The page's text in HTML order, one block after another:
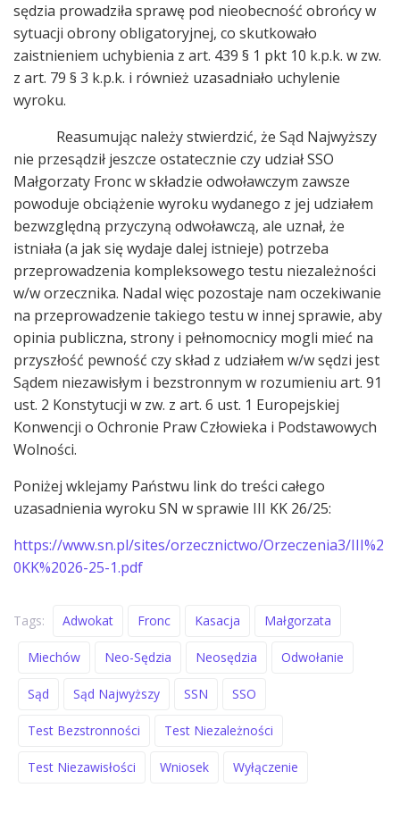
sędzia prowadziła sprawę pod nieobecność obrońcy w
sytuacji obrony obligatoryjnej, co skutkowało
zaistnieniem uchybienia z art. 439 § 1 pkt 10 k.p.k. w zw.
z art. 79 § 3 k.p.k. i również uzasadniało uchylenie
wyroku.
Reasumując należy stwierdzić, że Sąd Najwyższy
nie przesądził jeszcze ostatecznie czy udział SSO
Małgorzaty Fronc w składzie odwoławczym zawsze
powoduje obciążenie wyroku wydanego z jej udziałem
bezwzględną przyczyną odwoławczą, ale uznał, że
istniała (a jak się wydaje dalej istnieje) potrzeba
przeprowadzenia kompleksowego testu niezależności
w/w orzecznika. Nadal więc pozostaje nam oczekiwanie
na przeprowadzenie takiego testu w innej sprawie, aby
opinia publiczna, strony i pełnomocnicy mogli mieć na
przyszłość pewność czy skład z udziałem w/w sędzi jest
Sądem niezawisłym i bezstronnym w rozumieniu art. 91
ust. 2 Konstytucji w zw. z art. 6 ust. 1 Europejskiej
Konwencji o Ochronie Praw Człowieka i Podstawowych
Wolności.
Poniżej wklejamy Państwu link do treści całego
uzasadnienia wyroku SN w sprawie III KK 26/25:
https://www.sn.pl/sites/orzecznictwo/Orzeczenia3/III%2
0KK%2026-25-1.pdf
Tags: Adwokat Fronc Kasacja Małgorzata
Miechów Neo-Sędzia Neosędzia Odwołanie
Sąd Sąd Najwyższy SSN SSO
Test Bezstronności Test Niezależności
Test Niezawisłości Wniosek Wyłączenie